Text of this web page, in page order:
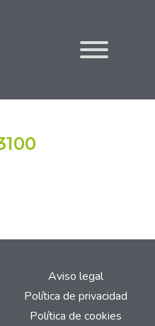
Aviso legal
Política de privacidad
Política de cookies